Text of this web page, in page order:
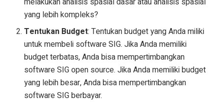
yang lebih kompleks?
Tentukan Budget: Tentukan budget yang Anda miliki
untuk membeli software SIG. Jika Anda memiliki
budget terbatas, Anda bisa mempertimbangkan
software SIG open source. Jika Anda memiliki budget
yang lebih besar, Anda bisa mempertimbangkan
software SIG berbayar.